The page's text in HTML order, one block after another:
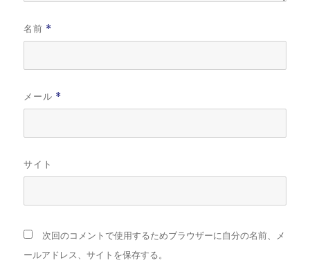
名前 *
メール *
サイト
次回のコメントで使用するためブラウザーに自分の名前、メ
ールアドレス、サイトを保存する。